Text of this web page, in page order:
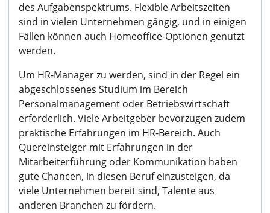
des Aufgabenspektrums. Flexible Arbeitszeiten
sind in vielen Unternehmen gängig, und in einigen
Fällen können auch Homeoffice-Optionen genutzt
werden.
Um HR-Manager zu werden, sind in der Regel ein
abgeschlossenes Studium im Bereich
Personalmanagement oder Betriebswirtschaft
erforderlich. Viele Arbeitgeber bevorzugen zudem
praktische Erfahrungen im HR-Bereich. Auch
Quereinsteiger mit Erfahrungen in der
Mitarbeiterführung oder Kommunikation haben
gute Chancen, in diesen Beruf einzusteigen, da
viele Unternehmen bereit sind, Talente aus
anderen Branchen zu fördern.